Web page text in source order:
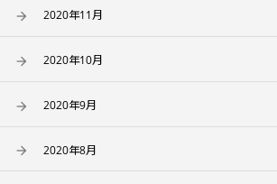
2020年11月
2020年10月
2020年9月
2020年8月